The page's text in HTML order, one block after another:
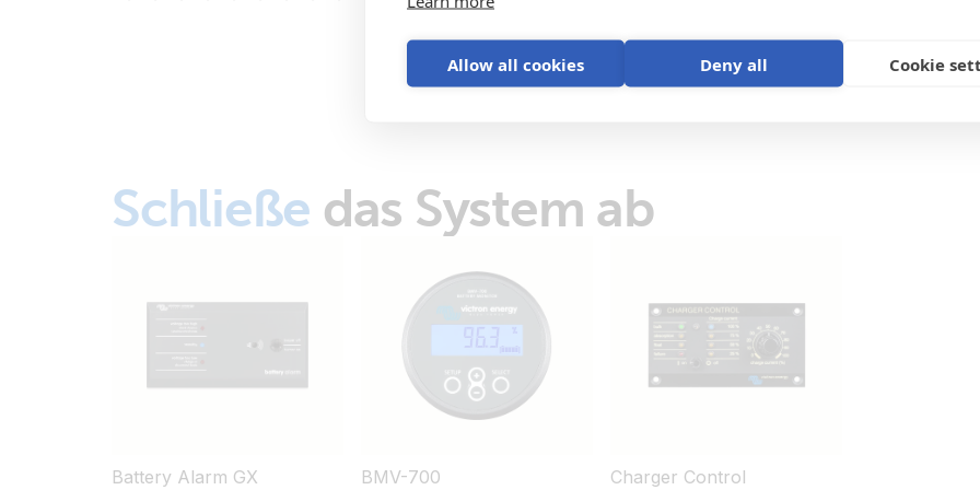
Allow all cookies Deny all Cookie
Charger 24/16 (2+1) 120-240V (conn)
Charger 24/16 (2+1) 120-240V (front)
Charger 24/25 (2+1) 120-240V (pcb
Charger 24/25 (2+1) 120-240V (conn
Charger 24/25 (2+1) 120-240V (conn)
Charger 24/25 (2+1) 120-240V (right)
Schließe das System ab
Battery Alarm GX BMV-700 Charger Control